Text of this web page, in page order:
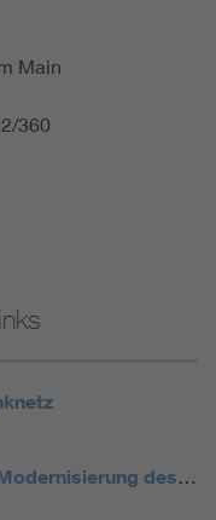
Main
360
VDE drängt auf Modernisierung des Bahnfunks